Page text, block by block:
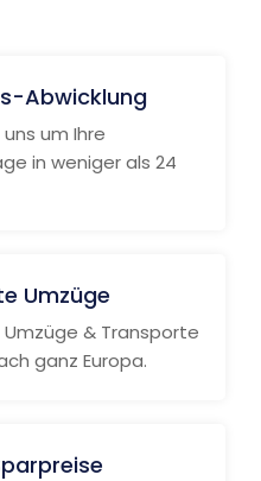
Abwicklung
um Ihre
in weniger als 24
Umzüge
& Transporte
ganz Europa.